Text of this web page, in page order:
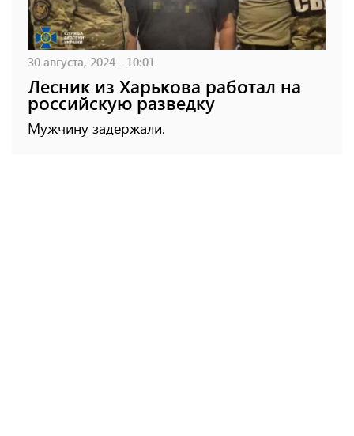
30 августа, 2024 - 10:01
Лесник из Харькова работал на
российскую разведку
Мужчину задержали.